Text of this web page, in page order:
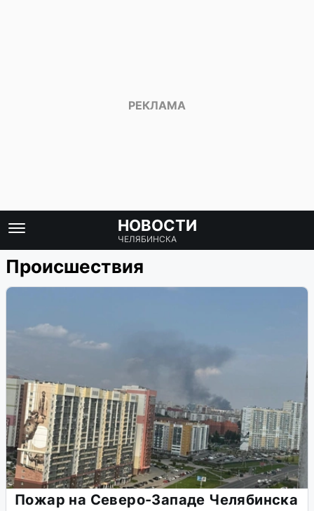
НОВОСТИ
ЧЕЛЯБИНСКА
Происшествия
Пожар на Северо-Западе Челябинска